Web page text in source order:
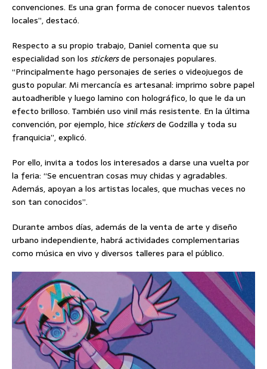
convenciones. Es una gran forma de conocer nuevos talentos
locales”, destacó.
Respecto a su propio trabajo, Daniel comenta que su
especialidad son los stickersde personajes populares.
“Principalmente hago personajes de series o videojuegos de
gusto popular. Mi mercancía es artesanal: imprimo sobre papel
autoadherible y luego lamino con holográfico, lo que le da un
efecto brilloso. También uso vinil más resistente. En la última
convención, por ejemplo, hice stickersde Godzilla y toda su
franquicia”, explicó.
Por ello, invita a todos los interesados a darse una vuelta por
la feria: “Se encuentran cosas muy chidas y agradables.
Además, apoyan a los artistas locales, que muchas veces no
son tan conocidos”.
Durante ambos días, además de la venta de arte y diseño
urbano independiente, habrá actividades complementarias
como música en vivo y diversos talleres para el público.